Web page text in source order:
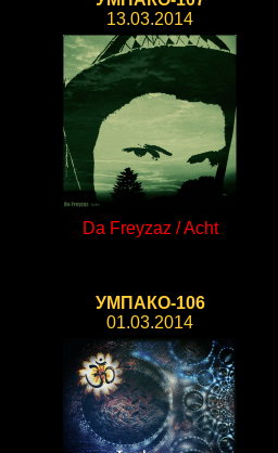
13.03.2014
Da Freyzaz / Acht
УМПАКО-106
01.03.2014